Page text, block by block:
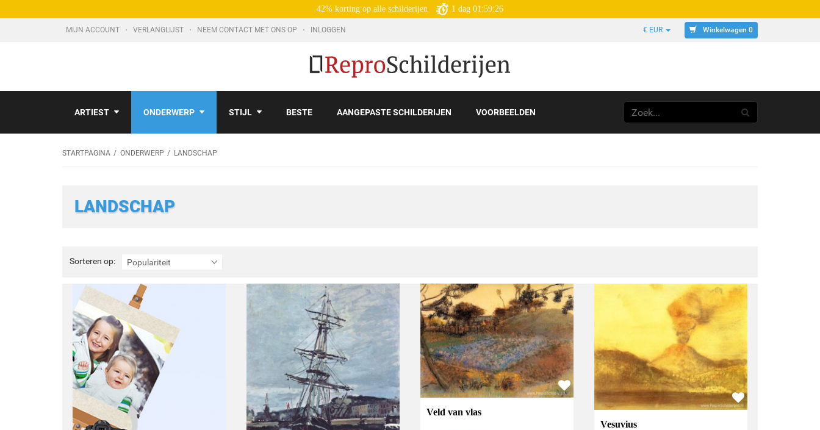
42% korting op alle schilderijen 1 dag 01:59:25
MIJN ACCOUNT VERLANGLIJST NEEM CONTACT MET ONS OP INLOGGEN € EUR Winkelwagen 0
ARTIEST ONDERWERP STIJL BESTE AANGEPASTE SCHILDERIJEN VOORBEELDEN
STARTPAGINA ONDERWERP LANDSCHAP
LANDSCHAP
Sorteren op: Populariteit
Sorteren
op:
Veld van vlas
Vesuvius